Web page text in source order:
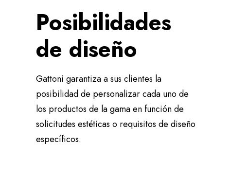
Posibilidades
de diseño
Gattoni garantiza a sus clientes la
posibilidad de personalizar cada uno de
los productos de la gama en función de
solicitudes estéticas o requisitos de diseño
específicos.